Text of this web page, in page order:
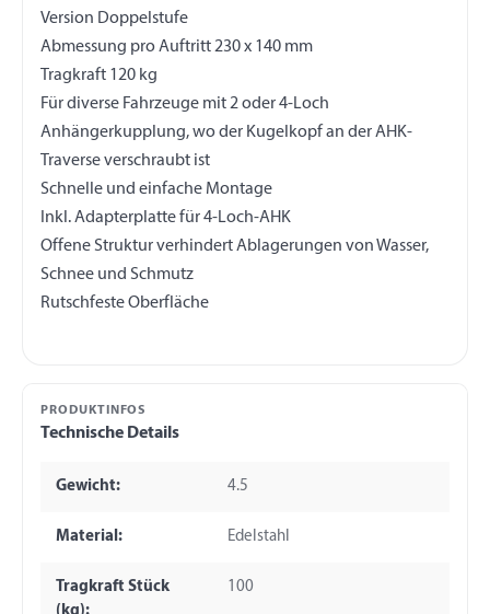
Version Doppelstufe
Abmessung pro Auftritt 230 x 140 mm
Tragkraft 120 kg
Für diverse Fahrzeuge mit 2 oder 4-Loch
Anhängerkupplung, wo der Kugelkopf an der AHK-
Traverse verschraubt ist
Schnelle und einfache Montage
Inkl. Adapterplatte für 4-Loch-AHK
Offene Struktur verhindert Ablagerungen von Wasser,
Schnee und Schmutz
PRODUKTINFOS
Technische Details
Gewicht: 4.5
Material: Edelstahl
Tragkraft Stück
100